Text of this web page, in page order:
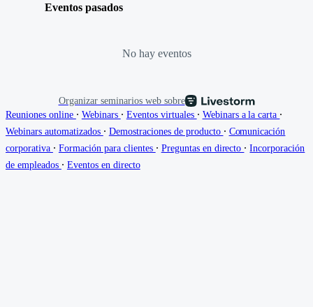
Eventos pasados
No hay eventos
Organizar seminarios web sobre
Reuniones online ∙ Webinars ∙ Eventos virtuales ∙ Webinars a la carta ∙
Webinars automatizados ∙ Demostraciones de producto ∙ Comunicación
corporativa ∙ Formación para clientes ∙ Preguntas en directo ∙ Incorporación
de empleados ∙ Eventos en directo